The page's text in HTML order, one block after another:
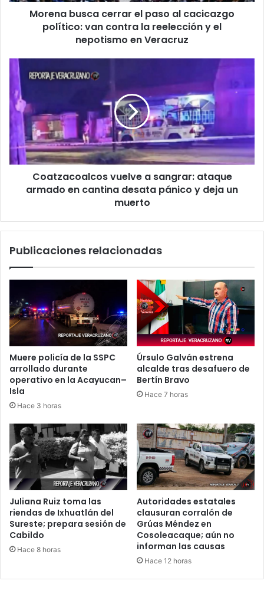
contra
nepotismo
Veracruz
Morena busca cerrar el paso al cacicazgo
político: van contra la reelección y el
nepotismo en Veracruz
Coatzacoalcos
vuelve
sangrar:
ataque
armado
en
cantina
desata
muerto
Coatzacoalcos vuelve a sangrar: ataque
armado en cantina desata pánico y deja un
muerto
Publicaciones relacionadas
Muere policía de la SSPC
arrollado durante
operativo en la Acayucan–
Isla
Hace 3 horas
Úrsulo Galván estrena
alcalde tras desafuero de
Bertín Bravo
Hace 7 horas
Juliana Ruiz toma las
riendas de Ixhuatlán del
Sureste; prepara sesión de
Cabildo
Hace 8 horas
Autoridades estatales
clausuran corralón de
Grúas Méndez en
Cosoleacaque; aún no
informan las causas
Hace 12 horas